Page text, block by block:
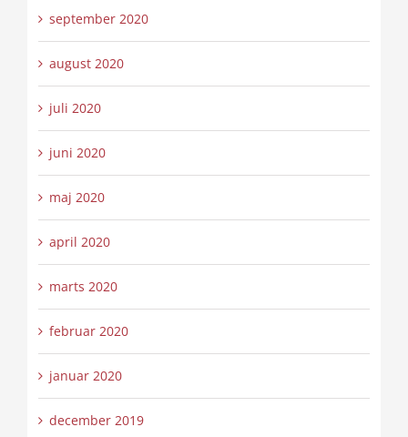
september 2020
august 2020
juli 2020
juni 2020
maj 2020
april 2020
marts 2020
februar 2020
januar 2020
december 2019